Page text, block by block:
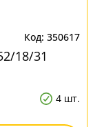
350617
18/31
4 шт.